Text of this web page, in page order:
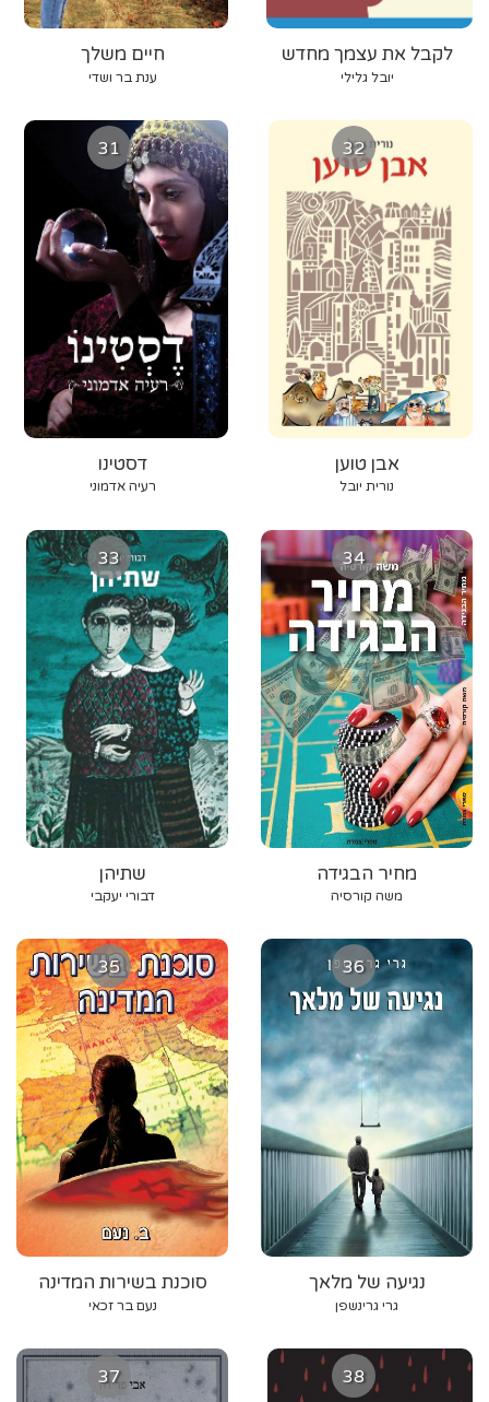
חיים משלך
ענת בר ושדי
לקבל את עצמך מחדש
יובל גלילי
31
דסטינו
רעיה אדמוני
32
אבן טוען
נורית יובל
33
שתיהן
דבורי יעקבי
34
מחיר הבגידה
משה קורסיה
35
סוכנת בשירות המדינה
נעם בר זכאי
36
נגיעה של מלאך
גרי גרינשפן
37 38